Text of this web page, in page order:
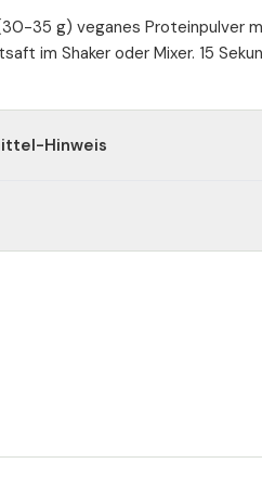
35 g) veganes
im Shaker oder Mixer. 15
Hinweis